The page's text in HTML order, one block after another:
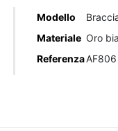
Modello
Materiale Oro
ReferenzaAF806